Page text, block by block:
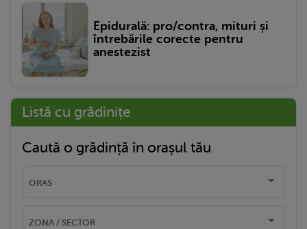
Epidurală: pro/contra, mituri și
întrebările corecte pentru
anestezist
Listă cu grădinițe
Caută o grădință în orașul tău